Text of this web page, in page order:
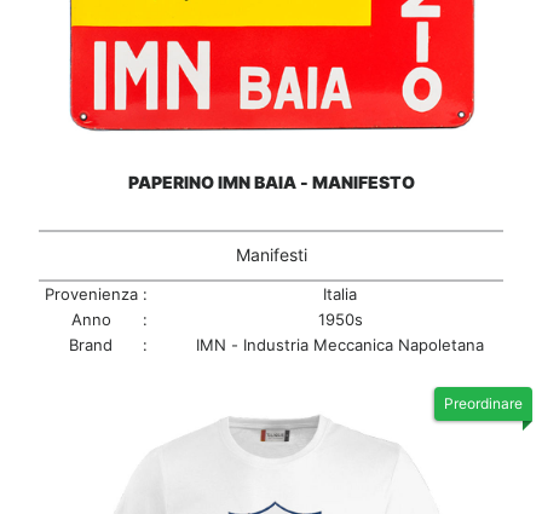
PAPERINO IMN BAIA - MANIFESTO
Manifesti
Provenienza :
Italia
Anno
:
1950s
Brand
: IMN - Industria Meccanica Napoletana
Preordinare